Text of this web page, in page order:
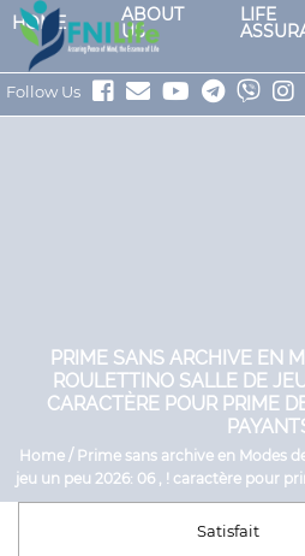
Follow Us
HOME ABOUT
US
LIFE
PRIME SANS ARCHIVE EN
ROULETTINO SALLE DE
CARACTÈRE POUR PRIME
Home / Prime sans archive en Modes
jeu un peu 2026: 06 , ! caractère pour
Satisfait